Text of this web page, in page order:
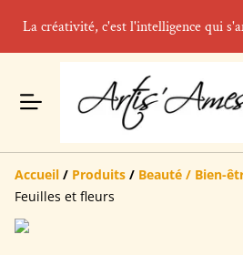
La créativité, c'est l'intelligence qui
Accueil / Produits / Beauté / Bien-
Feuilles et fleurs